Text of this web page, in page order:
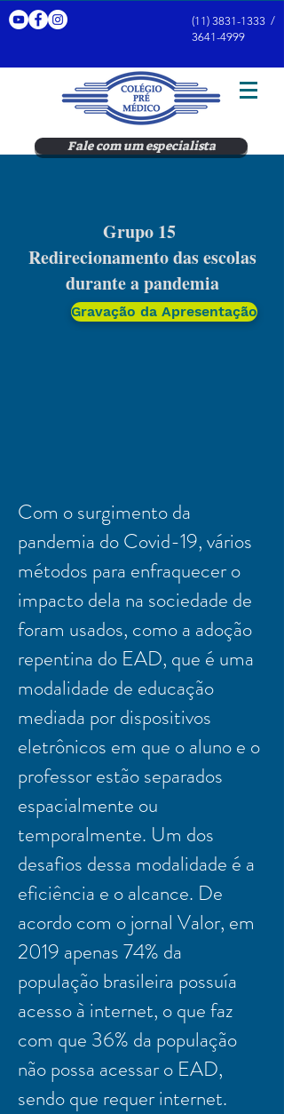
(11) 3831-1333 /
3641-4999
Fale com um especialista
Grupo 15
Redirecionamento das escolas
durante a pandemia
Gravação da Apresentação
Com o surgimento da
pandemia do Covid-19, vários
métodos para enfraquecer o
impacto dela na sociedade de
foram usados, como a adoção
repentina do EAD, que é uma
modalidade de educação
mediada por dispositivos
eletrônicos em que o aluno e o
professor estão separados
espacialmente ou
temporalmente. Um dos
desafios dessa modalidade é a
eficiência e o alcance. De
acordo com o jornal Valor, em
2019 apenas 74% da
população brasileira possuía
acesso à internet, o que faz
com que 36% da população
não possa acessar o EAD,
sendo que requer internet.